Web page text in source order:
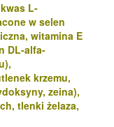
L-
w selen
witamina E
DL-alfa-
krzemu,
zeina),
tlenki żelaza,